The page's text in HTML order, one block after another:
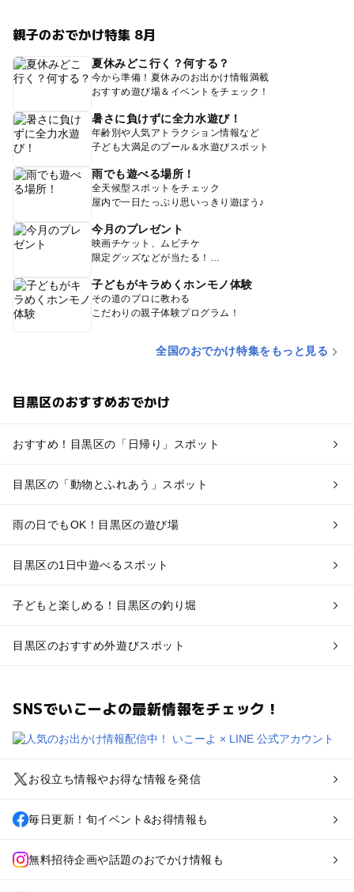
親子のおでかけ特集 8月
夏休みどこ行く？何する？
今から準備！夏休みのお出かけ情報満載
おすすめ遊び場＆イベントをチェック！
暑さに負けずに全力水遊び！
年齢別や人気アトラクション情報など
子ども大満足のプール＆水遊びスポット
雨でも遊べる場所！
全天候型スポットをチェック
屋内で一日たっぷり思いっきり遊ぼう♪
今月のプレゼント
映画チケット、ムビチケ
限定グッズなどが当たる！
子どもがキラめくホンモノ体験
その道のプロに教わる
こだわりの親子体験プログラム！
全国のおでかけ特集をもっと見る
目黒区のおすすめおでかけ
おすすめ！目黒区の「日帰り」スポット
目黒区の「動物とふれあう」スポット
雨の日でもOK！目黒区の遊び場
目黒区の1日中遊べるスポット
子どもと楽しめる！目黒区の釣り堀
目黒区のおすすめ外遊びスポット
SNSでいこーよの最新情報をチェック！
お役立ち情報やお得な情報を発信
毎日更新！旬イベント&お得情報も
無料招待企画や話題のおでかけ情報も